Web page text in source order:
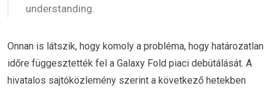
understanding.
Onnan is látszik, hogy komoly a probléma, hogy határozatlan
időre függesztették fel a Galaxy Fold piaci debütálását. A
hivatalos sajtóközlemény szerint a következő hetekben